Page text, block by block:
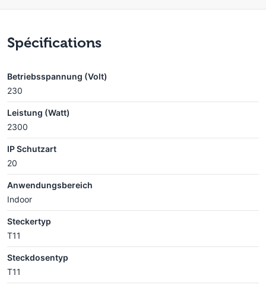
Spécifications
Betriebsspannung (Volt)
230
Leistung (Watt)
2300
IP Schutzart
20
Anwendungsbereich
Indoor
Steckertyp
T11
Steckdosentyp
T11